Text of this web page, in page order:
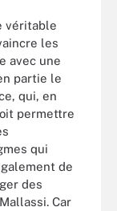
véritable
les
avec une
partie le
qui, en
permettre
qui
de
des
Car